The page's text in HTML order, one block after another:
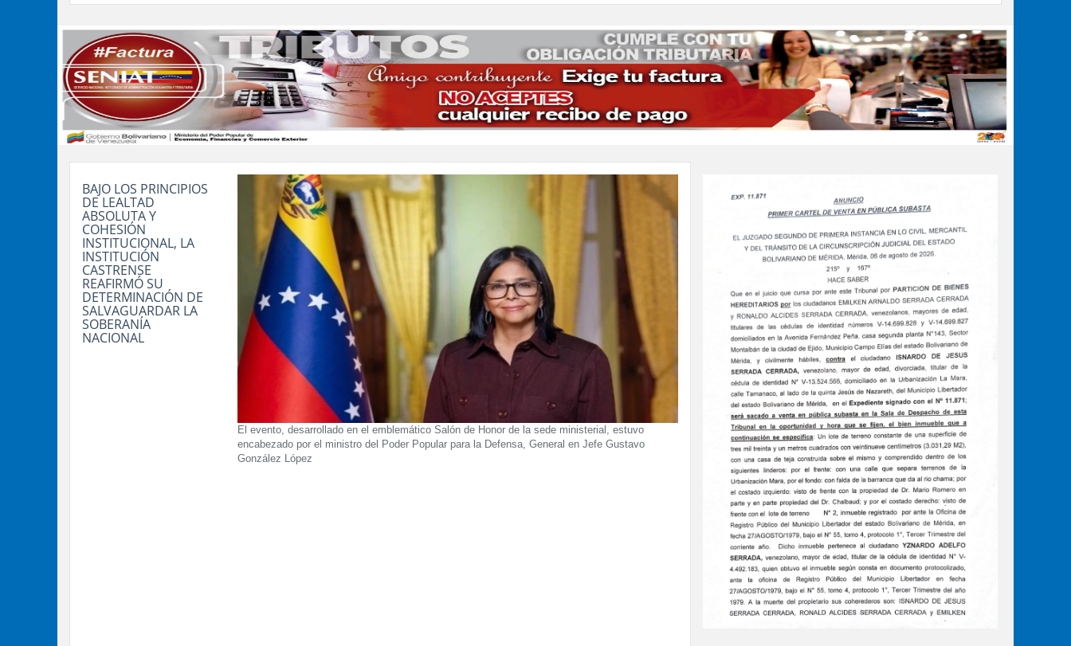
El evento, desarrollado en el emblemático Salón de Honor de la sede ministerial, estuvo
encabezado por el ministro del Poder Popular para la Defensa, General en Jefe Gustavo
González López
BAJO LOS PRINCIPIOS
DE LEALTAD
ABSOLUTA Y
COHESIÓN
INSTITUCIONAL, LA
INSTITUCIÓN
CASTRENSE
REAFIRMÓ SU
DETERMINACIÓN DE
SALVAGUARDAR LA
SOBERANÍA
NACIONAL